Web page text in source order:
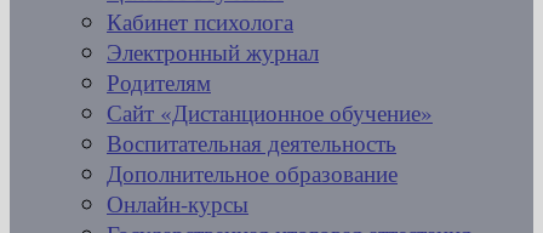
Кабинет психолога
Электронный журнал
Родителям
Сайт «Дистанционное обучение»
Воспитательная деятельность
Дополнительное образование
Онлайн-курсы